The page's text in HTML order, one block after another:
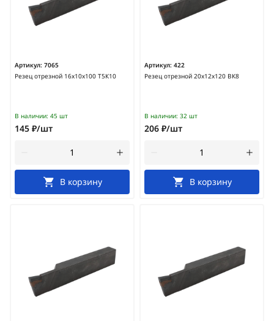
Артикул: 7065
Резец отрезной 16х10х100 Т5К10
В наличии: 45 шт
145 ₽/шт
В корзину
Артикул: 422
Резец отрезной 20х12х120 ВК8
В наличии: 32 шт
206 ₽/шт
В корзину